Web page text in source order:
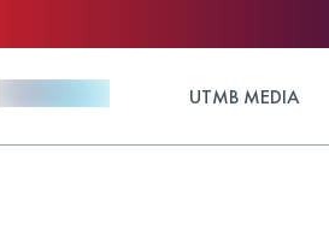
UTMB MEDIA